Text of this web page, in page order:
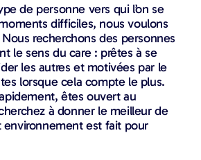
de personne vers qui l’on se
difficiles, nous voulons
recherchons des personnes
le sens du care : prêtes à se
les autres et motivées par le
lorsque cela compte le plus.
êtes ouvert au
à donner le meilleur de
est fait pour